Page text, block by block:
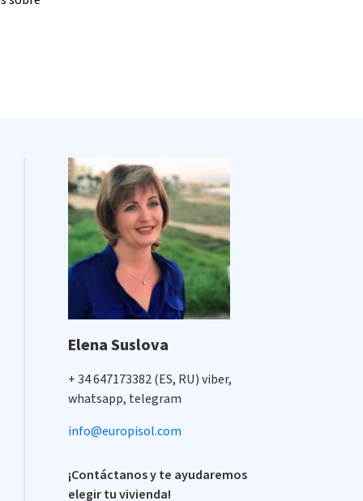
Elena Suslova
+ 34 647173382 (ES, RU) viber,
whatsapp, telegram
info@europisol.com
¡Contáctanos y te ayudaremos
elegir tu vivienda!